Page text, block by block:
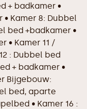
+ badkamer •
• Kamer 8: Dubbel
bed +badkamer •
• Kamer 11 /
: Dubbel bed
+ badkamer •
Bijgebouw:
bed, aparte
• Kamer 16 :